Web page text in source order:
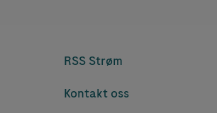
RSS Strøm
Kontakt oss